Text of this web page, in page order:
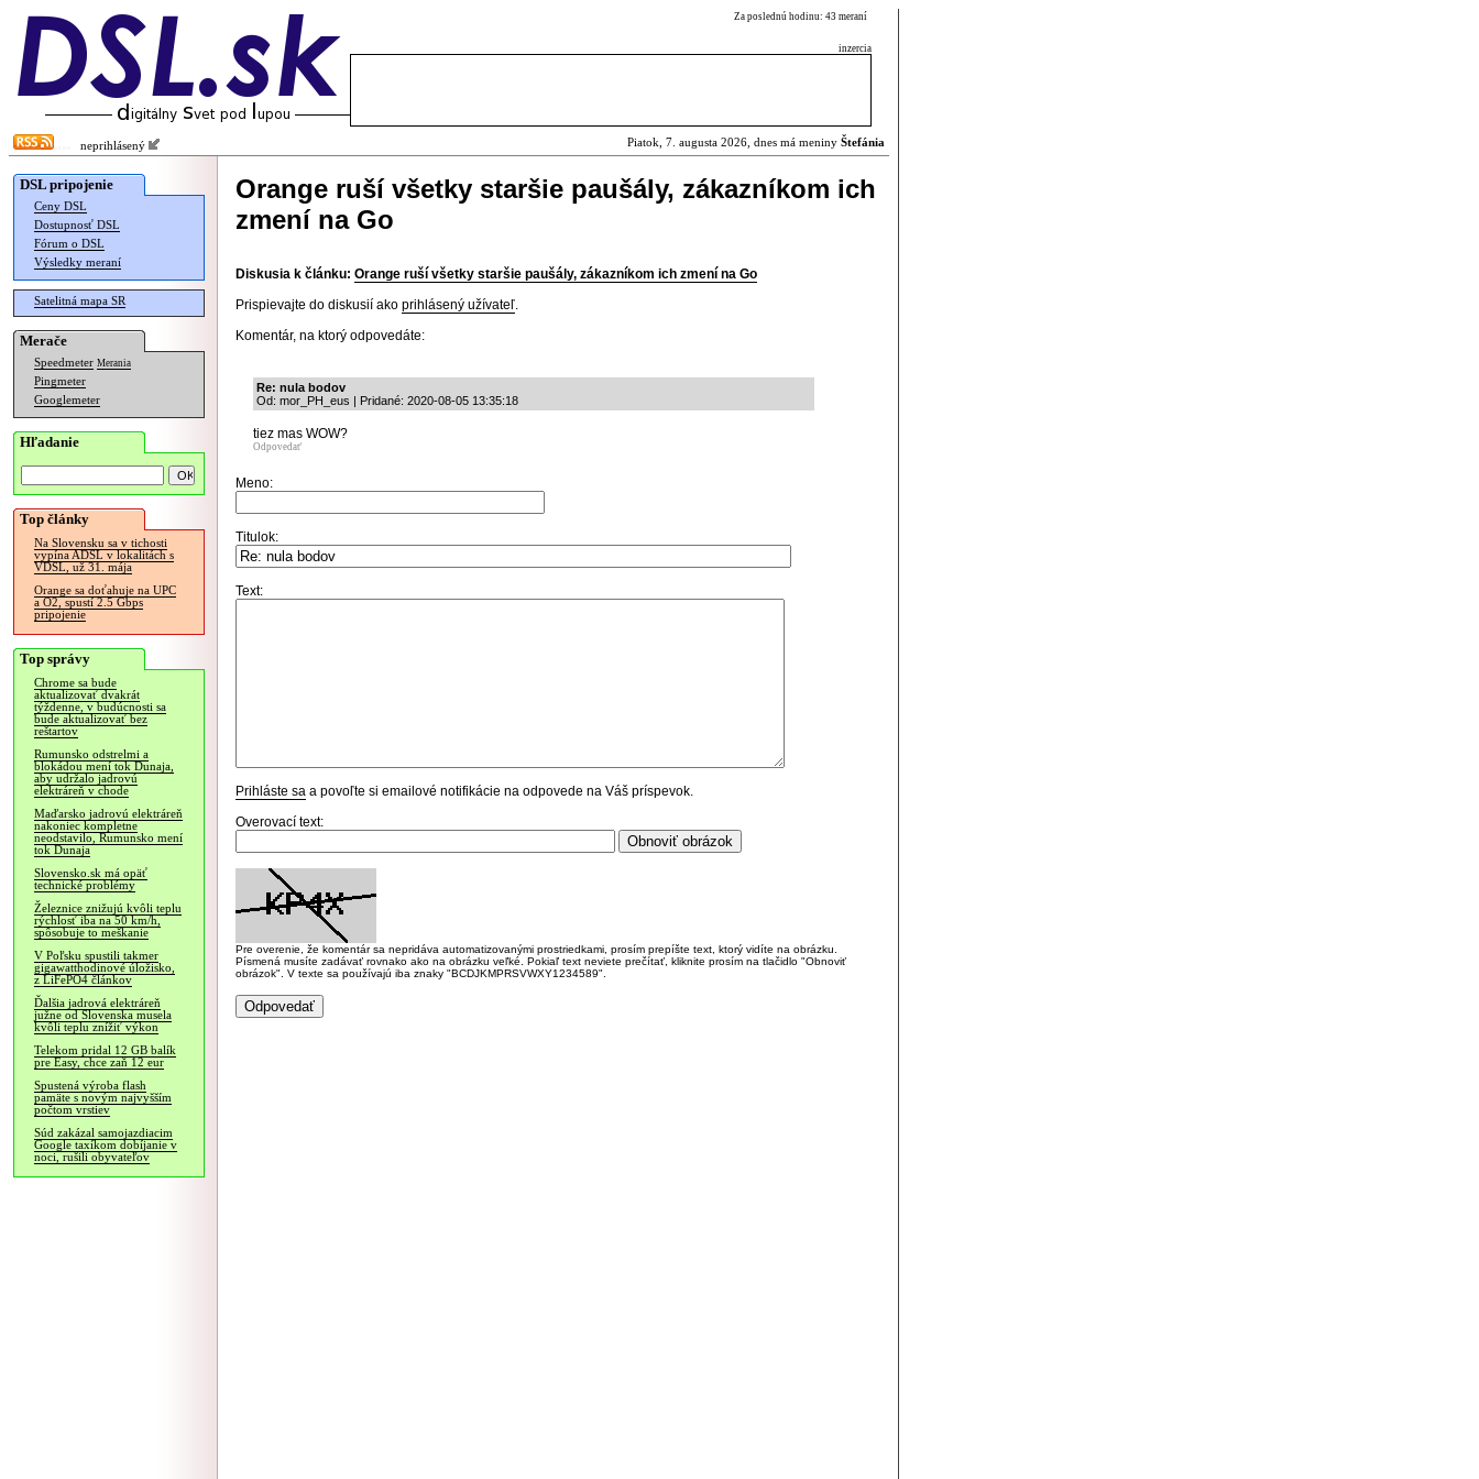
Za poslednú hodinu: 43 meraní
inzercia
neprihlásený Piatok, 7. augusta 2026, dnes má meniny Štefánia
DSL pripojenie
Ceny DSL
Dostupnosť DSL
Fórum o DSL
Výsledky meraní
Satelitná mapa SR
Merače
Speedmeter Merania
Pingmeter
Googlemeter
Hľadanie
Top články
Na Slovensku sa v tichosti
vypína ADSL v lokalitách s
VDSL, už 31. mája
Orange sa doťahuje na UPC
a O2, spustí 2.5 Gbps
pripojenie
Top správy
Chrome sa bude
aktualizovať dvakrát
týždenne, v budúcnosti sa
bude aktualizovať bez
reštartov
Rumunsko odstrelmi a
blokádou mení tok Dunaja,
aby udržalo jadrovú
elektráreň v chode
Maďarsko jadrovú elektráreň
nakoniec kompletne
neodstavilo, Rumunsko mení
tok Dunaja
Slovensko.sk má opäť
technické problémy
Železnice znižujú kvôli teplu
rýchlosť iba na 50 km/h,
spôsobuje to meškanie
V Poľsku spustili takmer
gigawatthodinové úložisko,
z LiFePO4 článkov
Ďalšia jadrová elektráreň
južne od Slovenska musela
kvôli teplu znížiť výkon
Telekom pridal 12 GB balík
pre Easy, chce zaň 12 eur
Spustená výroba flash
pamäte s novým najvyšším
počtom vrstiev
Súd zakázal samojazdiacim
Google taxíkom dobíjanie v
noci, rušili obyvateľov
Orange ruší všetky staršie paušály, zákazníkom ich
zmení na Go
Diskusia k článku: Orange ruší všetky staršie paušály, zákazníkom ich zmení na Go
Prispievajte do diskusií ako prihlásený užívateľ.
Komentár, na ktorý odpovedáte:
Re: nula bodov
Od: mor_PH_eus | Pridané: 2020-08-05 13:35:18
tiez mas WOW?
Odpovedať
Meno:
Titulok:
Text:
Prihláste sa a povoľte si emailové notifikácie na odpovede na Váš príspevok.
Overovací text:
Pre overenie, že komentár sa nepridáva automatizovanými prostriedkami, prosím prepíšte text, ktorý vidíte na obrázku.
Písmená musíte zadávať rovnako ako na obrázku veľké. Pokiaľ text neviete prečítať, kliknite prosím na tlačidlo "Obnoviť
obrázok". V texte sa používajú iba znaky "BCDJKMPRSVWXY1234589".